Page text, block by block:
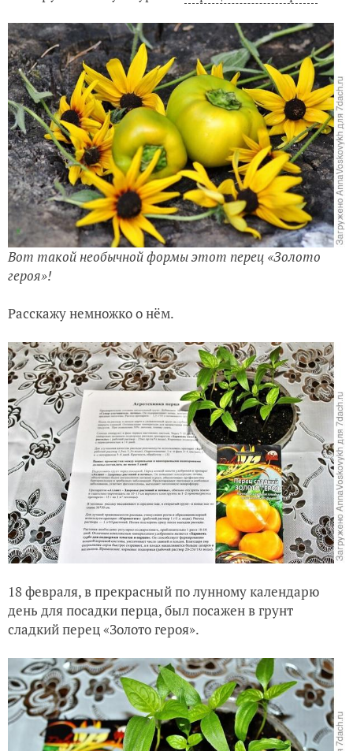
Вот такой необычной формы этот перец «Золото
героя»!
Расскажу немножко о нём.
18 февраля, в прекрасный по лунному календарю
день для посадки перца, был посажен в грунт
сладкий перец «Золото героя».